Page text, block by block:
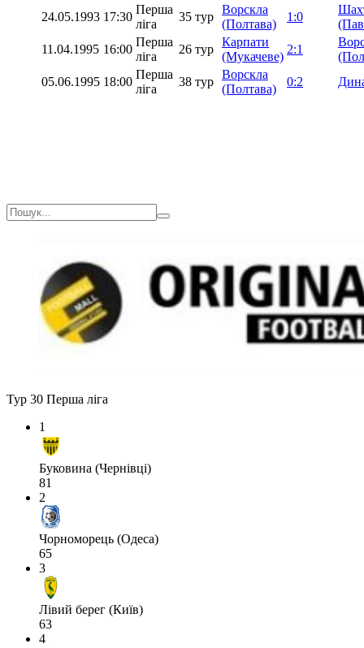
24.05.1993 17:30
Перша
ліга
35 тур
Ворскла
(Полтава)
1:0
11.04.1995 16:00
Перша
ліга
26 тур
Карпати
(Мукачеве)
2:1
05.06.1995 18:00
Перша
ліга
38 тур
Ворскла
(Полтава)
0:2
Тур 30 Перша ліга
1
Буковина (Чернівці)
81
2
Чорноморець (Одеса)
65
3
Лівий берег (Київ)
63
4